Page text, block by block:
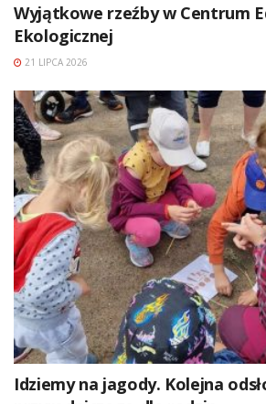
Wyjątkowe rzeźby w Centrum
Ekologicznej
21 LIPCA 2026
Idziemy na jagody. Kolejna